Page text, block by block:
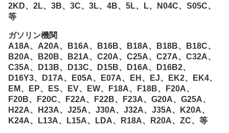
2KD、2L、3B、3C、3L、4B、5L、L、N04C、S05C、
等
ガソリン機関
A18A、A20A、B16A、B16B、B18A、B18B、B18C、
B20A、B20B、B21A、C20A、C25A、C27A、C32A、
C35A、D13B、D13C、D15B、D16A、D16B2、
D16Y3、D17A、E05A、E07A、EH、EJ、EK2、EK4、
EM、EP、ES、EV、EW、F18A、F18B、F20A、
F20B、F20C、F22A、F22B、F23A、G20A、G25A、
H22A、H23A、J25A、J30A、J32A、J35A、K20A、
K24A、L13A、L15A、LDA、R18A、R20A、ZC、等